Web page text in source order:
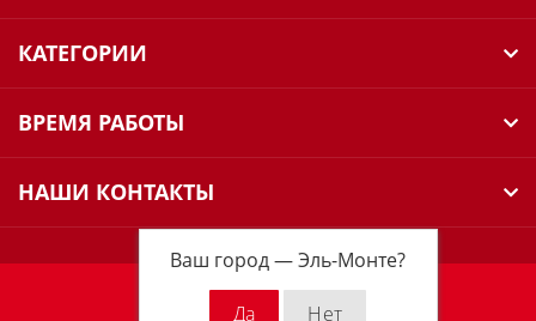
Ваш город —Эль-Монте?
КАТЕГОРИИ
ВРЕМЯ РАБОТЫ
НАШИ КОНТАКТЫ
Milwaukee Russia © 2026